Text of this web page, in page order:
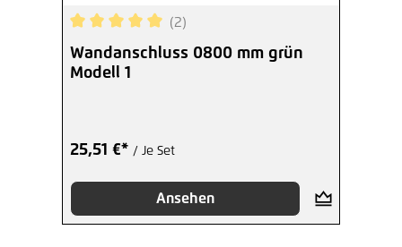
Hinzufügen
Durchschnittliche Bewertung von 5 von 5
(2)
Wandanschluss 0800 mm grün
Modell 1
25,51 €* / Je Set
Ansehen